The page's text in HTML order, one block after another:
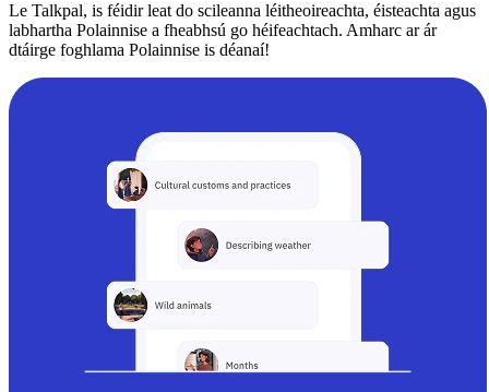
Le Talkpal, is féidir leat do scileanna léitheoireachta, éisteachta agus
labhartha Polainnise a fheabhsú go héifeachtach. Amharc ar ár
dtáirge foghlama Polainnise is déanaí!